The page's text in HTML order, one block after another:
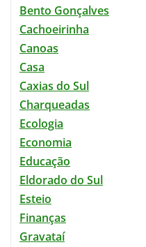
Bento Gonçalves
Cachoeirinha
Canoas
Casa
Caxias do Sul
Charqueadas
Ecologia
Economia
Educação
Eldorado do Sul
Esteio
Finanças
Gravataí